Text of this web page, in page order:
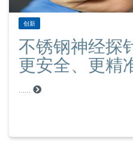
创新
不锈钢神经探
更安全、更精
……